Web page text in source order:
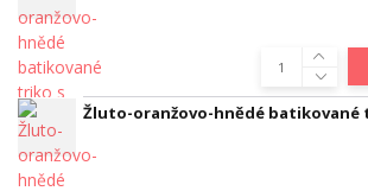
Žluto-oranžovo-hnědé batikované